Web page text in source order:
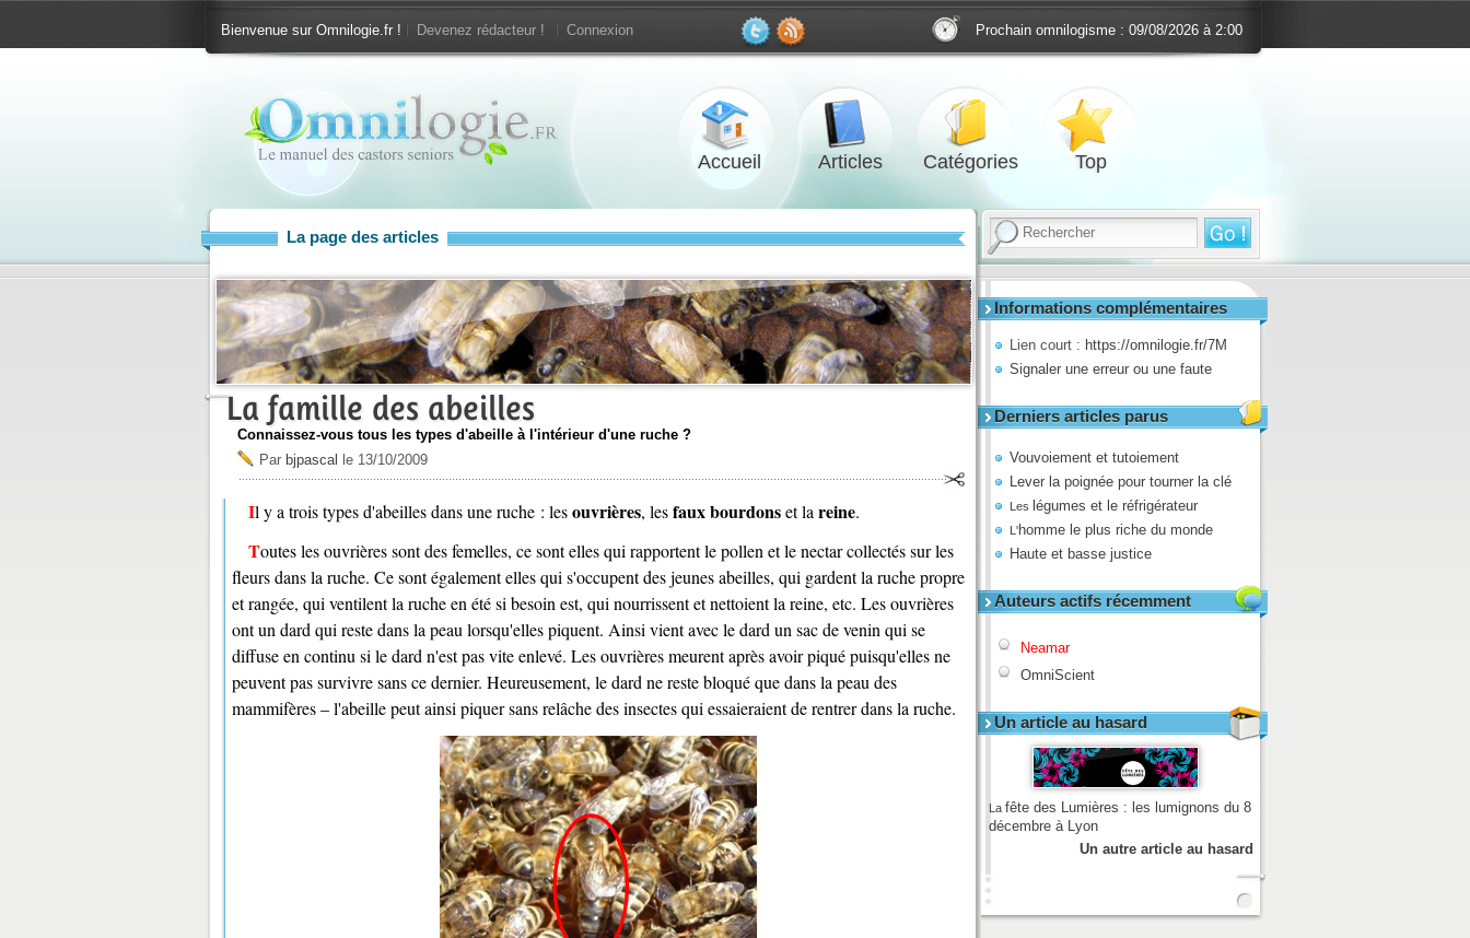
Bienvenue sur Omnilogie.fr ! Devenez rédacteur ! Connexion Prochain omnilogisme : 09/08/2026 à 2:00
Accueil Articles Catégories Top
Informations complémentaires
Lien court : https://omnilogie.fr/7M
Signaler une erreur ou une faute
Derniers articles parus
Vouvoiement et tutoiement
Lever la poignée pour tourner la clé
Les légumes et le réfrigérateur
L'homme le plus riche du monde
Haute et basse justice
Auteurs actifs récemment
Neamar
OmniScient
Un article au hasard
La fête des Lumières : les lumignons du 8
décembre à Lyon
Un autre article au hasard
La page des articles
La famille des abeilles
Connaissez-vous tous les types d'abeille à l'intérieur d'une ruche ?
Par bjpascal le 13/10/2009
Il y a trois types d'abeilles dans une ruche : lesouvrières, lesfaux bourdonset la reine.
Toutes les ouvrières sont des femelles, ce sont elles qui rapportent le pollen et le nectar collectés sur les
fleurs dans la ruche. Ce sont également elles qui s'occupent des jeunes abeilles, qui gardent la ruche propre
et rangée, qui ventilent la ruche en été si besoin est, qui nourrissent et nettoient la reine, etc. Les ouvrières
ont un dard qui reste dans la peau lorsqu'elles piquent. Ainsi vient avec le dard un sac de venin qui se
diffuse en continu si le dard n'est pas vite enlevé. Les ouvrières meurent après avoir piqué puisqu'elles ne
peuvent pas survivre sans ce dernier. Heureusement, le dard ne reste bloqué que dans la peau des
mammifères – l'abeille peut ainsi piquer sans relâche des insectes qui essaieraient de rentrer dans la ruche.